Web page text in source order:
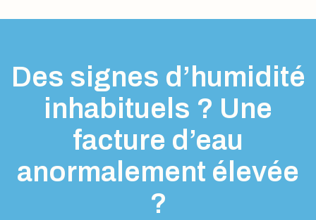
Des signes d’humidité
inhabituels ? Une
facture d’eau
anormalement élevée
?